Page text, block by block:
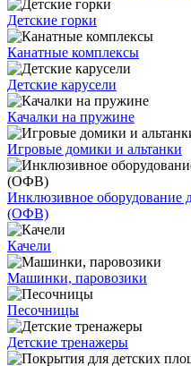
Детские горки
Канатные комплексы
Детские карусели
Качалки на пружине
Игровые домики и альтанки
Инклюзивное оборудование
(ОФВ)
Качели
Машинки, паровозики
Песочницы
Детские тренажеры